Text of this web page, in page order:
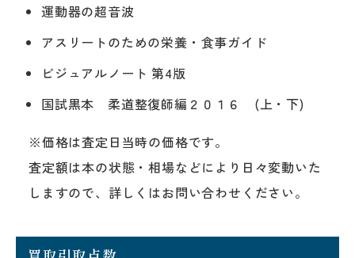
運動器の超音波
アスリートのための栄養・食事ガイド
ビジュアルノート 第4版
国試黒本 柔道整復師編２０１６ (上・下)
※価格は査定日当時の価格です。
査定額は本の状態・相場などにより日々変動いた
しますので、詳しくはお問い合わせください。